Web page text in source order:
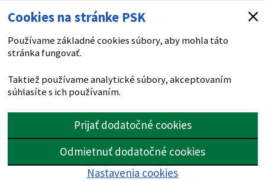
Cookies na stránke PSK
Používame základné cookies súbory, aby mohla táto
stránka fungovať.
Taktiež používame analytické súbory, akceptovaním
súhlasíte s ich používaním.
Prijať dodatočné cookies
Odmietnuť dodatočné cookies
Nastavenia cookies